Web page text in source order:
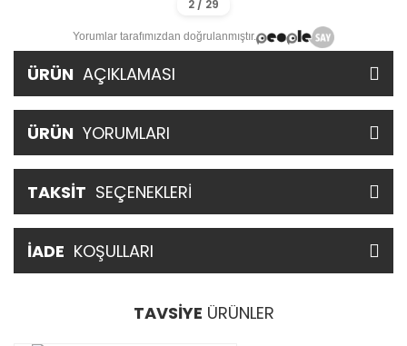
Yorumlar tarafımızdan doğrulanmıştır.
ÜRÜN AÇIKLAMASI
ÜRÜN YORUMLARI
TAKSİT SEÇENEKLERİ
İADE KOŞULLARI
TAVSİYE ÜRÜNLER